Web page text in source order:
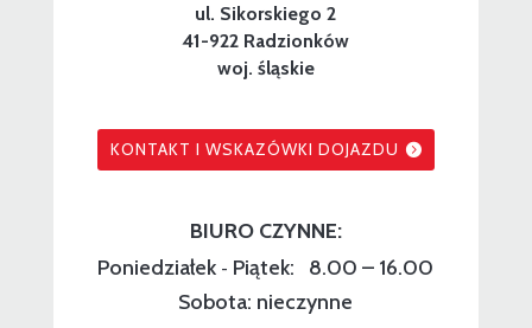
ul. Sikorskiego 2
41-922 Radzionków
woj. śląskie
KONTAKT I WSKAZÓWKI DOJAZDU
BIURO CZYNNE:
Poniedziałek - Piątek: 8.00 – 16.00
Sobota: nieczynne